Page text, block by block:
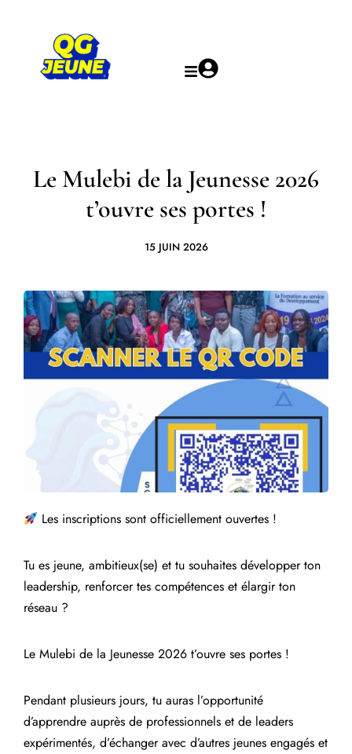
Le Mulebi de la Jeunesse 2026
t’ouvre ses portes !
15 JUIN 2026
Les inscriptions sont officiellement ouvertes !
Tu es jeune, ambitieux(se) et tu souhaites développer ton
leadership, renforcer tes compétences et élargir ton
réseau ?
Le Mulebi de la Jeunesse 2026 t’ouvre ses portes !
Pendant plusieurs jours, tu auras l’opportunité
d’apprendre auprès de professionnels et de leaders
expérimentés, d’échanger avec d’autres jeunes engagés et